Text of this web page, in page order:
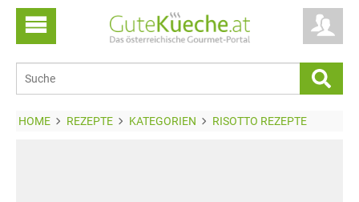
HOME REZEPTE KATEGORIEN RISOTTO REZEPTE